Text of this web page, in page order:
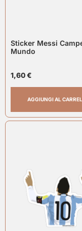
Sticker Messi
Mundo
1,60€
AGGIUNGI AL